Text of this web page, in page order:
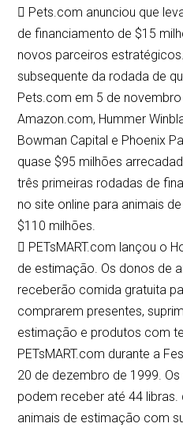
 Pets.com anunciou que
de financiamento de $15
novos parceiros
subsequente da rodada de
Pets.com em 5 de novembro
Amazon.com, Hummer
Bowman Capital e Phoenix
quase $95 milhões
três primeiras rodadas de
no site online para animais
$110 milhões.
 PETsMART.com lançou o
de estimação. Os donos de
receberão comida gratuita
comprarem presentes,
estimação e produtos com
PETsMART.com durante a
20 de dezembro de 1999.
podem receber até 44
animais de estimação com